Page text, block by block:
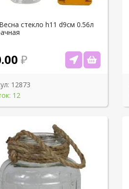
стекло h11 d9см 0.56л
12873
12